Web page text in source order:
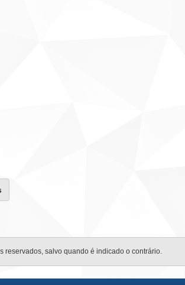
reservados, salvo quando é indicado o contrário.